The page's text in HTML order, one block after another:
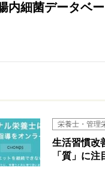
内細菌データベ
栄養士・管理
生活習慣改
「質」に